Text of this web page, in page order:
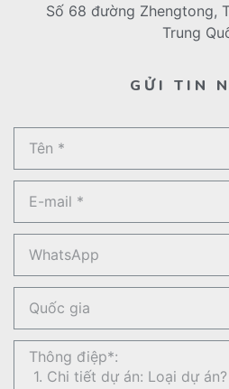
Số 68 đường Zhengtong,
Trung
GỬI TIN